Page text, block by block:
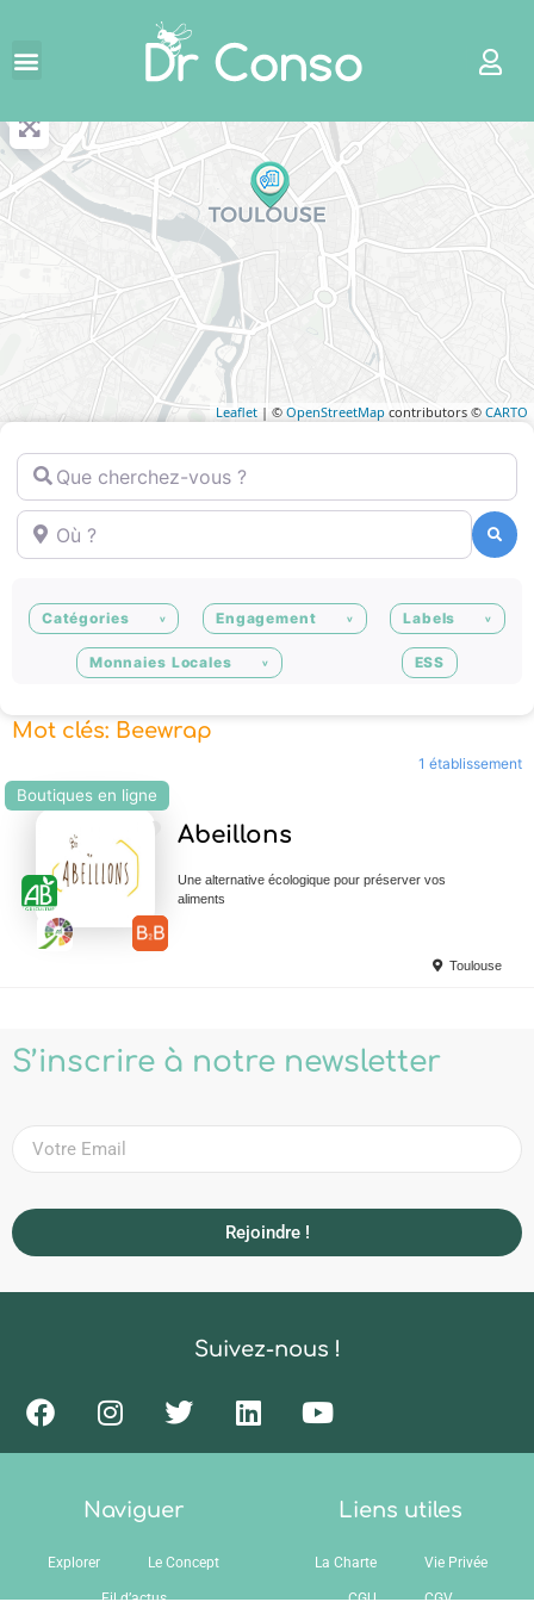
−
Leaflet | © OpenStreetMap contributors © CARTO
Que cherchez-vous ?
Où ?
Catégories Engagement Labels
Monnaies Locales ESS
Mot clés: Beewrap
1 établissement
Boutiques en ligne
Abeillons
Une alternative écologique pour préserver vos
aliments
Toulouse
S’inscrire à notre newsletter
Rejoindre !
Suivez-nous !
Naviguer
Explorer Le Concept
Liens utiles
La Charte Vie Privée